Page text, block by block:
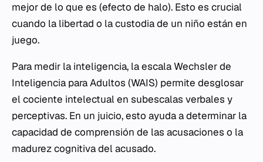
mejor de lo que es (efecto de halo). Esto es crucial
cuando la libertad o la custodia de un niño están en
juego.
Para medir la inteligencia, la escalaWechsler de
Inteligencia para Adultos (WAIS) permite desglosar
el cociente intelectual en subescalas verbales y
perceptivas. En un juicio, esto ayuda a determinar la
capacidad de comprensión de las acusaciones o la
madurez cognitiva del acusado.